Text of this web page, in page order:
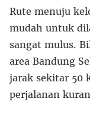
Rute menuju
mudah untuk
sangat mulus.
area Bandung
jarak sekitar 50
perjalanan